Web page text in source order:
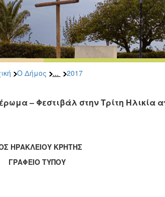
Ο Δήμος ... 2017
– Φεστιβάλ στην Τρίτη Ηλικία
ΗΡΑΚΛΕΙΟΥ ΚΡΗΤΗΣ
ΤΥΠΟΥ